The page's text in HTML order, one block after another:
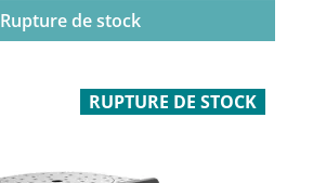
Rupture de stock
RUPTURE DE STOCK